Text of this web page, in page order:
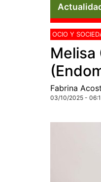
OCIO Y
Melisa
Fabrina
03/10/2025 -